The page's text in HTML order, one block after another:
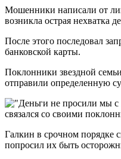
Мошенники написали от
возникла острая нехватка
После этого последовал
банковской карты.
Поклонники звездной
отправили определенную
Галкин в срочном порядке
попросил их быть